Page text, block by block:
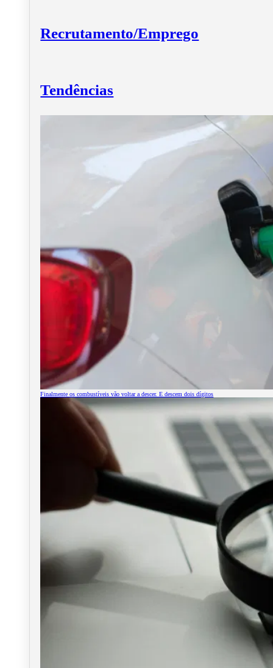
Recrutamento/Emprego
Tendências
Finalmente os combustíveis vão voltar a descer. E descem dois dígitos